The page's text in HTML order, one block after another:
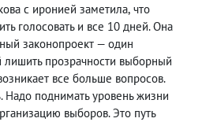
с иронией заметила, что
голосовать и все 10 дней. Она
законопроект — один
лишить прозрачности выборный
все больше вопросов.
поднимать уровень жизни
выборов. Это путь